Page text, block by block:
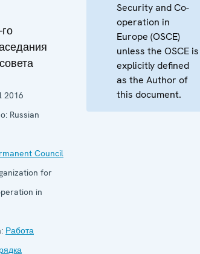
2016
Russian
Council
for
in
Работа
Security and Co-
operation in
Europe (OSCE)
unless the OSCE is
explicitly defined
as the Author of
this document.